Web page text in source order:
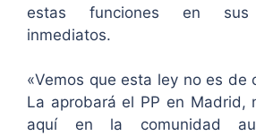
estas funciones en sus
inmediatos.
«Vemos que esta ley no es de
La aprobará el PP en Madrid,
aquí en la comunidad